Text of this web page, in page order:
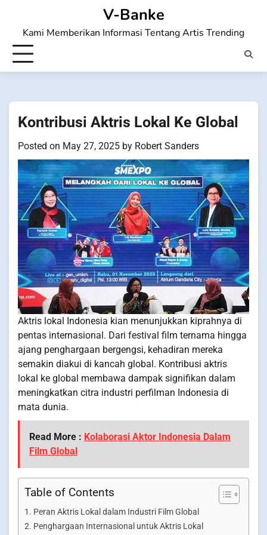
content
V-Banke
Kami Memberikan Informasi Tentang Artis Trending
Kontribusi Aktris Lokal Ke Global
Posted on May 27, 2025 by Robert Sanders
Aktris lokal Indonesia kian menunjukkan kiprahnya di
pentas internasional. Dari festival film ternama hingga
ajang penghargaan bergengsi, kehadiran mereka
semakin diakui di kancah global. Kontribusi aktris
lokal ke global membawa dampak signifikan dalam
meningkatkan citra industri perfilman Indonesia di
mata dunia.
Read More : Kolaborasi Aktor Indonesia Dalam
Film Global
Table of Contents
Peran Aktris Lokal dalam Industri Film Global
Penghargaan Internasional untuk Aktris Lokal